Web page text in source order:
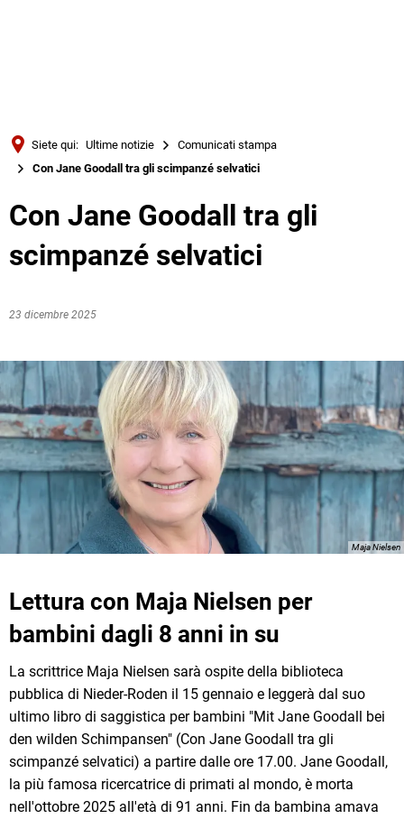
Русский
Deutsch
Siete qui: Ultime notizie
Comunicati stampa
Con Jane Goodall tra gli scimpanzé selvatici
Con Jane Goodall tra gli
scimpanzé selvatici
23 dicembre 2025
Maja Nielsen
Lettura con Maja Nielsen per
bambini dagli 8 anni in su
La scrittrice Maja Nielsen sarà ospite della biblioteca
pubblica di Nieder-Roden il 15 gennaio e leggerà dal suo
ultimo libro di saggistica per bambini "Mit Jane Goodall bei
den wilden Schimpansen" (Con Jane Goodall tra gli
scimpanzé selvatici) a partire dalle ore 17.00. Jane Goodall,
la più famosa ricercatrice di primati al mondo, è morta
nell'ottobre 2025 all'età di 91 anni. Fin da bambina amava